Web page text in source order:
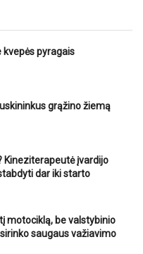
kvepės pyragais
grąžino žiemą
Kineziterapeutė įvardijo
dar iki starto
motociklą, be valstybinio
saugaus važiavimo